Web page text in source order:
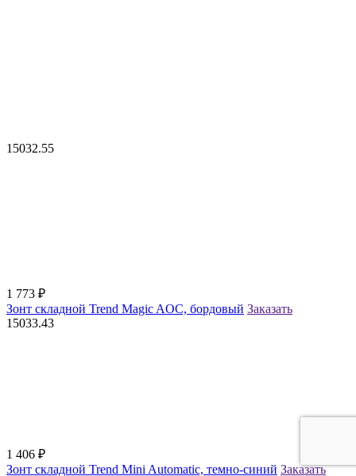
15032.55
1 773 ₽
Зонт складной Trend Magic AOC, бордовый Заказать
15033.43
1 406 ₽
Зонт складной Trend Mini Automatic, темно-синий Заказать